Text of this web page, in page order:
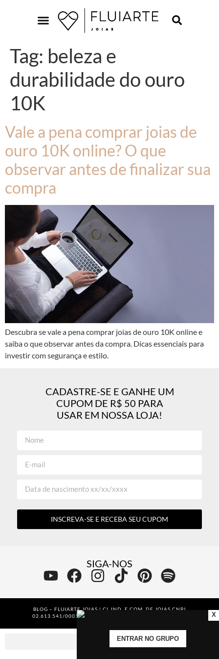
Tag: beleza e
durabilidade do ouro
10K
Vale a pena comprar joias de
ouro 10K online? O que
observar antes de finalizar sua
compra
Descubra se vale a pena comprar joias de ouro 10K online e
saiba o que observar antes da compra. Dicas essenciais para
investir com segurança e estilo.
CADASTRE-SE E GANHE UM
CUPOM DE R$ 50 PARA
USAR EM NOSSA LOJA!
INSCREVA-SE E RECEBA SEU CUPOM
SIGA-NOS
BLOG – FLUIARTE JOIAS | CL IND. E COM. DE JOIAS CNPJ
02.613.541/0001-10 – TODOS OS DIREITOS RESERVADOS
X